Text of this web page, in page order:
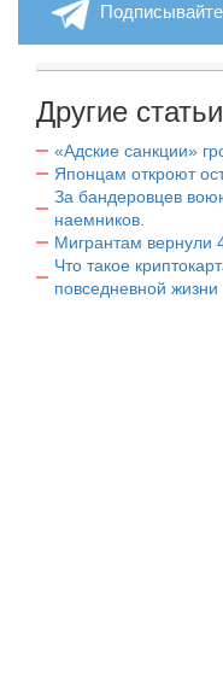
Другие
«Адские санкции»
Японцам откроют
За бандеровцев
наемников.
Мигрантам вернули
Что такое
повседневной жизни